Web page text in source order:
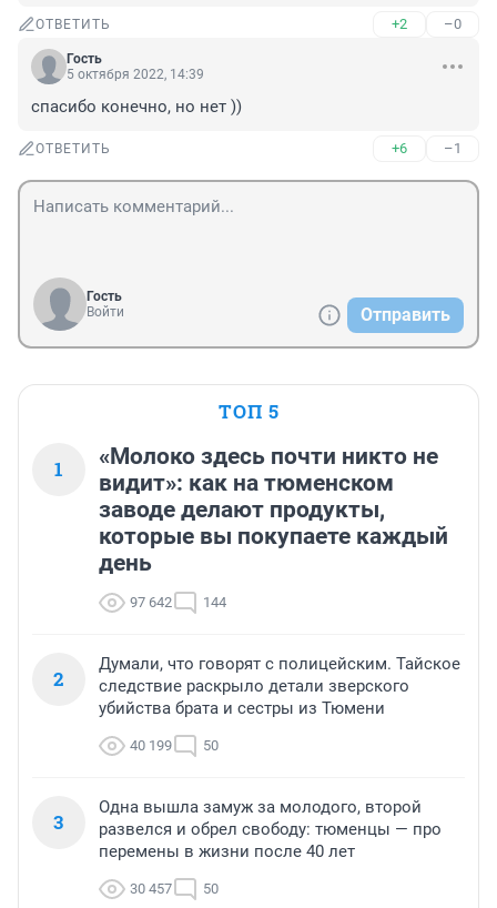
ОТВЕТИТЬ +2 –0
Гость
5 октября 2022, 14:39
спасибо конечно, но нет ))
ОТВЕТИТЬ +6 –1
Гость
Войти
Отправить
ТОП 5
1
«Молоко здесь почти никто не
видит»: как на тюменском
заводе делают продукты,
которые вы покупаете каждый
день
97 642 144
2
Думали, что говорят с полицейским. Тайское
следствие раскрыло детали зверского
убийства брата и сестры из Тюмени
40 199 50
3
Одна вышла замуж за молодого, второй
развелся и обрел свободу: тюменцы — про
перемены в жизни после 40 лет
30 457 50